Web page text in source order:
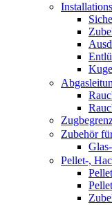
Zubehör
Pellet-,